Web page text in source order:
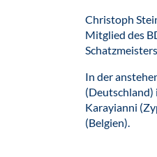
Christoph
Mitglied des
In der
(Deutschland)
Karayianni
(Belgien).